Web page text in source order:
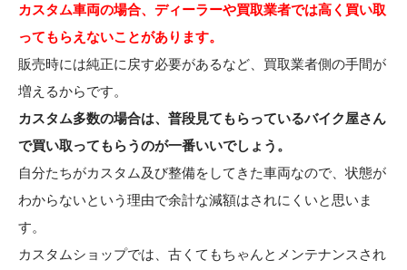
カスタム車両の場合、ディーラーや買取業者では高く買い取
ってもらえないことがあります。
販売時には純正に戻す必要があるなど、買取業者側の手間が
増えるからです。
カスタム多数の場合は、普段見てもらっているバイク屋さん
で買い取ってもらうのが一番いいでしょう。
自分たちがカスタム及び整備をしてきた車両なので、状態が
わからないという理由で余計な減額はされにくいと思いま
す。
カスタムショップでは、古くてもちゃんとメンテナンスされ